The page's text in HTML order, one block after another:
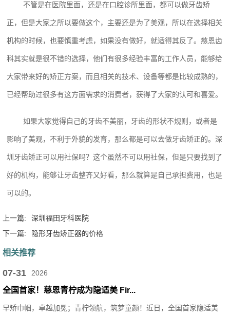
不管是在医院里面，还是在口腔诊所里面，都可以做牙齿矫
正，但是大家之所以要做这个，主要还是为了美观，所以在选择相关
机构的时候，也要慎重考虑，如果没有做好，就适得其反了。慈恩齿
科其实就是很不错的选择，他们有很多经验丰富的工作人员，能够给
大家带来好的矫正方案，而且相关的技术、设备等都是比较成熟的，
已经帮助过很多有这方面需求的消费者，获得了大家的认可和喜爱。
如果大家觉得自己的牙齿不美丽，牙齿的形状不规则，或者是
影响了美观，不利于外貌的发育，那么都是可以去做牙齿矫正的。深
圳牙齿矫正可以用社保吗？这个虽然不可以用社保，但是只要找到了
好的机构，能够让牙齿整齐又好看，那么就算是自己承担费用，也是
可以的。
上一篇:
深圳福田牙科医院
下一篇:
隐形牙齿矫正器的价格
相关推荐
07-31 2026
全国首家！慈恩青柠成为隐适美 Fir...
早矫巾帼，卓越加冕；青柠领航，筑梦童颜！近日，全国首家隐适美